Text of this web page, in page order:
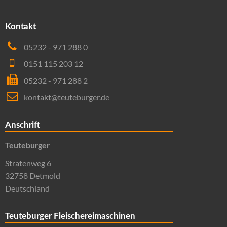
Kontakt
05232 - 971 288 0
0151 115 203 12
05232 - 971 288 2
kontakt@teuteburger.de
Anschrift
Teuteburger
Stratenweg 6
32758 Detmold
Deutschland
Teuteburger Fleischereimaschinen